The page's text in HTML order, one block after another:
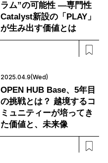
ラム”の可能性 ―専門性
Catalyst新設の「PLAY」
が生み出す価値とは
2025.04.9(Wed)
OPEN HUB Base、5年目
の挑戦とは？ 越境するコ
ミュニティーが培ってき
た価値と、未来像